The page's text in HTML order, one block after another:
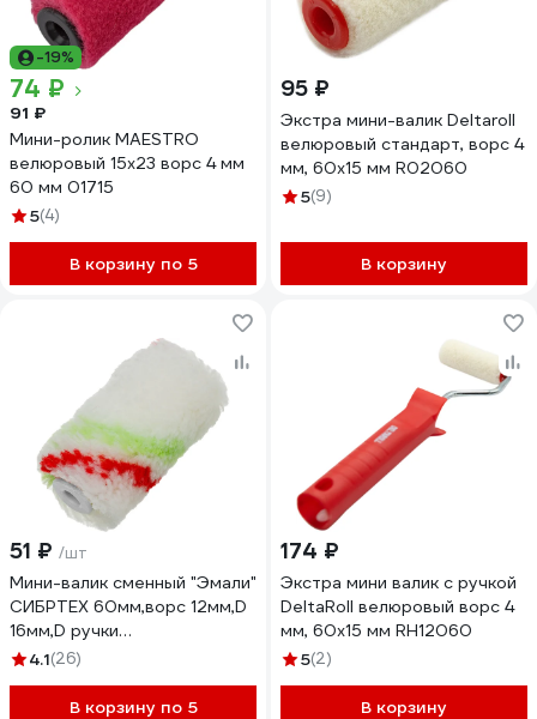
-19%
74 ₽
91 ₽
Мини-ролик MAESTRO
велюровый 15х23 ворс 4 мм
60 мм 01715
5(4)
В корзину по 5
95 ₽
Экстра мини-валик Deltaroll
велюровый стандарт, ворс 4
мм, 60x15 мм R02060
5(9)
В корзину
51 ₽ /шт
Мини-валик сменный "Эмали"
СИБРТЕХ 60мм,ворс 12мм,D
16мм,D ручки
6мм,полиамид,полиакрил
4.1(26)
В корзину по 5
174 ₽
Экстра мини валик с ручкой
DeltaRoll велюровый ворс 4
мм, 60x15 мм RH12060
5(2)
В корзину